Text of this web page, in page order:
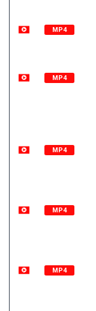
MP4
MP4
MP4
MP4
MP4